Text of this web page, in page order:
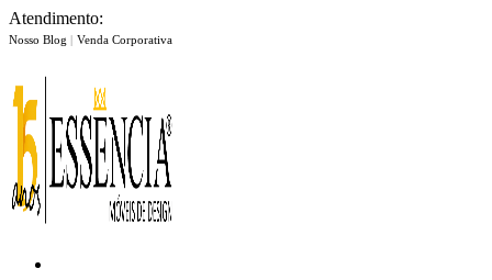
Atendimento:
Nosso Blog | Venda Corporativa